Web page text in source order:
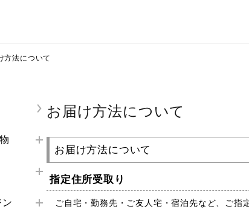
方法について
お届け方法について
お届け方法について
指定住所受取り
ご自宅・勤務先・ご友人宅・宿泊先など、ご指